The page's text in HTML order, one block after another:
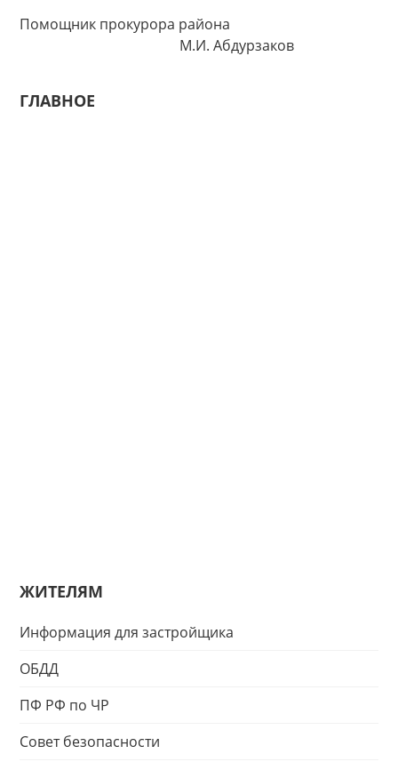
Помощник прокурора района
М.И. Абдурзаков
ГЛАВНОЕ
ЖИТЕЛЯМ
Информация для застройщика
ОБДД
ПФ РФ по ЧР
Совет безопасности